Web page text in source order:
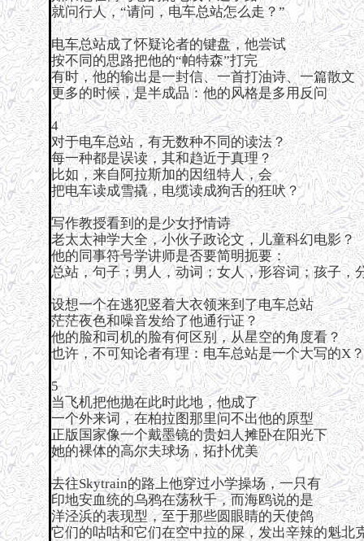
就问行人，“请问，电车总站怎么走？”
电车总站成了怀疑论者的键盘，他尝试
按不同的思路把他的“帕特森”打完
有时，他的输出是一封信、一首打油诗、一篇散文
更多的时候，是半成品：他的风格是多用反问
4
对于电车总站，有无数种不同的读法？
每一种都是误读，其和趋近于真理？
比如，来自阿拉斯加的因纽特人，会
把电车读成雪撬，电缆读成狗舌的狂吠？
写作教授看到的是少女抒情诗
老太太神学大全，小伙子政论文，儿童科幻电影？
他的同事符号学讲师是否要简明扼要：
总站，句子；男人，动词；女人，形容词；孩子，
设想一个在逃犯竖着大衣领来到了电车总站
茫茫夜色和噪音发给了他通行证？
他的脸和司机的脸有何区别，从星空的角度看？
也许，不可知论者有理：电车总站是一个大写的X？
5
当飞机把他抛在此时此地，他成了
一个外来词，在柏拉图那里问不出他的原型
正版国家像一个戴墨镜的贵妇人摊卧在阳光下
她的裸体的高尔夫球场，拓扑优美
去往Skytrain的路上他穿过小学操场，一只有
印地安血统的乌鸦在荡秋千，而海鸥说的是
洋泾浜的表现型，至于那些圆眼睛的天使鸽
它们的咕咕和它们在空中拉的屎，发出辛辣的魁北